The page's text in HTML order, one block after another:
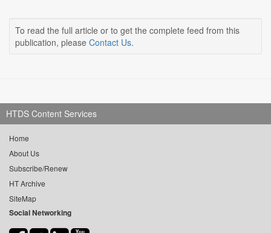
To read the full article or to get the complete feed from this
publication, please Contact Us.
HTDS Content Services
Home
About Us
Subscribe/Renew
HT Archive
SiteMap
Social Networking